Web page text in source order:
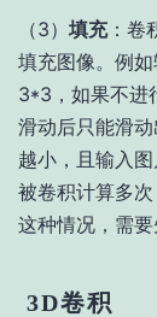
（3） 填充：卷
填充图像。例
3*3，如果不进
滑动后只能滑
越小，且输入
被卷积计算多
这种情况，需要
3D卷积